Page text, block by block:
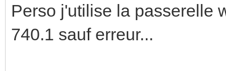
Perso j'utilise la passerelle
740.1 sauf erreur...